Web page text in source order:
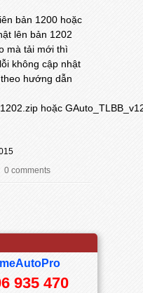
bản 1200 hoặc
lên bản 1202
mà tải mới thì
không cập nhật
hướng dẫn
hoặc
0 comments
935 470